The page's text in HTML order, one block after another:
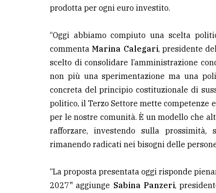
prodotta per ogni euro investito.
“Oggi abbiamo compiuto una scelta
commentaMarina Calegari, presidente
scelto di consolidare l’amministrazione
non più una sperimentazione ma una
concreta del principio costituzionale di
politico, il Terzo Settore mette
per le nostre comunità. È un modello che
rafforzare, investendo sulla
rimanendo radicati nei bisogni delle
“La proposta presentata oggi risponde
2027" aggiunge Sabina Panzeri,